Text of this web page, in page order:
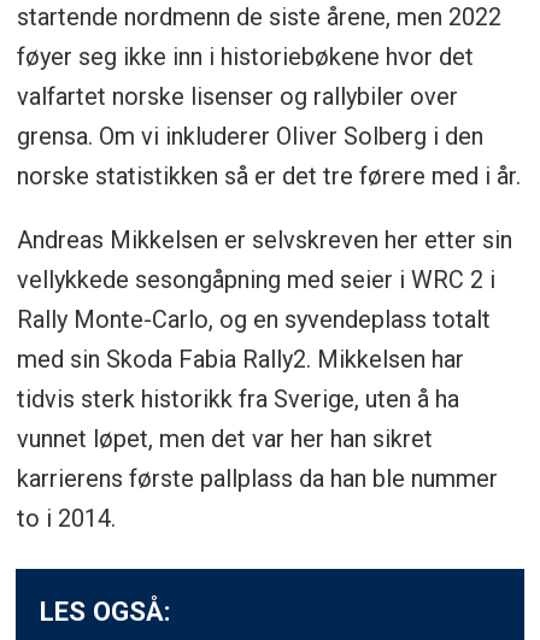
startende nordmenn de siste årene, men 2022
føyer seg ikke inn i historiebøkene hvor det
valfartet norske lisenser og rallybiler over
grensa. Om vi inkluderer Oliver Solberg i den
norske statistikken så er det tre førere med i år.
Andreas Mikkelsen er selvskreven her etter sin
vellykkede sesongåpning med seier i WRC 2 i
Rally Monte-Carlo, og en syvendeplass totalt
med sin Skoda Fabia Rally2. Mikkelsen har
tidvis sterk historikk fra Sverige, uten å ha
vunnet løpet, men det var her han sikret
karrierens første pallplass da han ble nummer
to i 2014.
LES OGSÅ: